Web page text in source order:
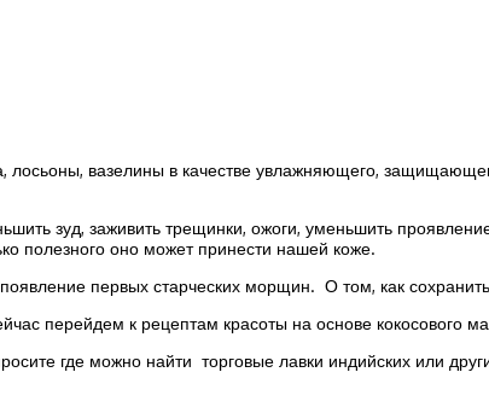
вазелины в качестве увлажняющего,
зуд, заживить трещинки, ожоги, уменьшить
полезного оно может принести нашей коже.
первых старческих морщин. О том, как
перейдем к рецептам красоты на основе кокосового
где можно найти торговые лавки индийских или